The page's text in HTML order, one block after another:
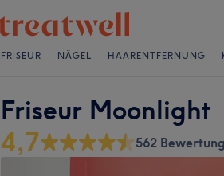
FRISEUR NÄGEL HAARENTFERNUNG
Friseur Moonlight
4,7 562